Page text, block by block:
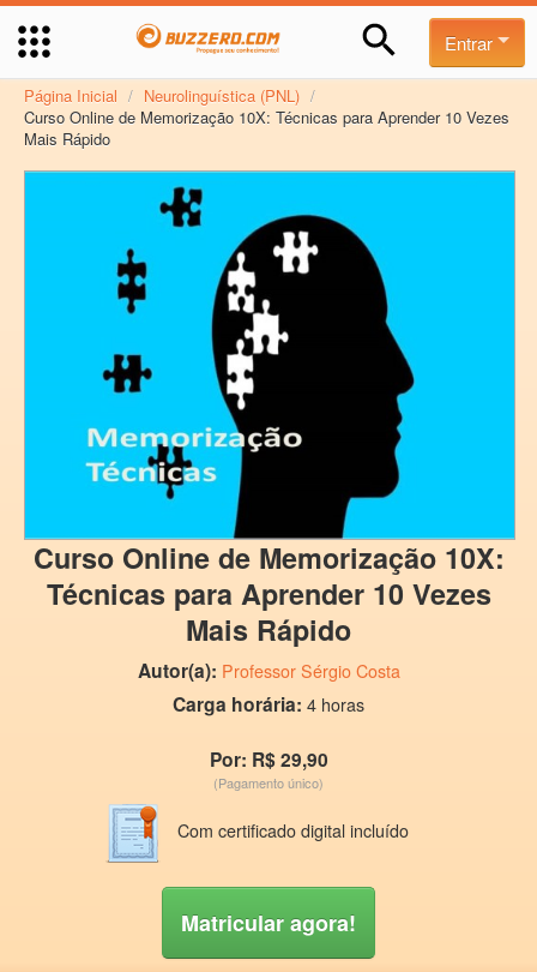
Entrar
Página Inicial / Neurolinguística (PNL) /
Curso Online de Memorização 10X: Técnicas para Aprender 10 Vezes
Mais Rápido
Curso Online de Memorização 10X:
Técnicas para Aprender 10 Vezes
Mais Rápido
Autor(a): Professor Sérgio Costa
Carga horária: 4 horas
Por: R$ 29,90
(Pagamento único)
Com certificado digital incluído
Matricular agora!